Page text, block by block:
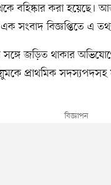
বহিষ্কার করা হয়েছে।
সংবাদ বিজ্ঞপ্তিতে এ
সঙ্গে জড়িত থাকার
প্রাথমিক